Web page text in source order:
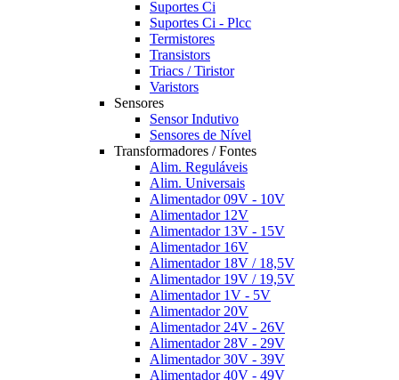
Suportes Ci
Suportes Ci - Plcc
Termistores
Transistors
Triacs / Tiristor
Varistors
Sensores
Sensor Indutivo
Sensores de Nível
Transformadores / Fontes
Alim. Reguláveis
Alim. Universais
Alimentador 09V - 10V
Alimentador 12V
Alimentador 13V - 15V
Alimentador 16V
Alimentador 18V / 18,5V
Alimentador 19V / 19,5V
Alimentador 1V - 5V
Alimentador 20V
Alimentador 24V - 26V
Alimentador 28V - 29V
Alimentador 30V - 39V
Alimentador 40V - 49V